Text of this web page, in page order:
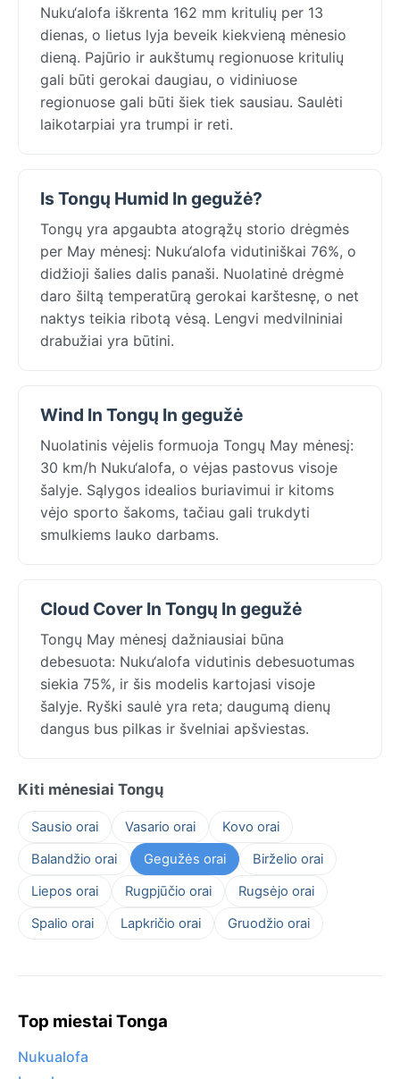
Nuku‘alofa iškrenta 162 mm kritulių per 13
dienas, o lietus lyja beveik kiekvieną mėnesio
dieną. Pajūrio ir aukštumų regionuose kritulių
gali būti gerokai daugiau, o vidiniuose
regionuose gali būti šiek tiek sausiau. Saulėti
laikotarpiai yra trumpi ir reti.
Is Tongų Humid In gegužė?
Tongų yra apgaubta atogrąžų storio drėgmės
per May mėnesį: Nuku‘alofa vidutiniškai 76%, o
didžioji šalies dalis panaši. Nuolatinė drėgmė
daro šiltą temperatūrą gerokai karštesnę, o net
naktys teikia ribotą vėsą. Lengvi medvilniniai
drabužiai yra būtini.
Wind In Tongų In gegužė
Nuolatinis vėjelis formuoja Tongų May mėnesį:
30 km/h Nuku‘alofa, o vėjas pastovus visoje
šalyje. Sąlygos idealios buriavimui ir kitoms
vėjo sporto šakoms, tačiau gali trukdyti
smulkiems lauko darbams.
Cloud Cover In Tongų In gegužė
Tongų May mėnesį dažniausiai būna
debesuota: Nuku‘alofa vidutinis debesuotumas
siekia 75%, ir šis modelis kartojasi visoje
šalyje. Ryški saulė yra reta; daugumą dienų
dangus bus pilkas ir švelniai apšviestas.
Kiti mėnesiai Tongų
Sausio orai Vasario orai
Kovo orai
Balandžio orai
Gegužės orai
Birželio orai
Liepos orai
Rugpjūčio orai
Rugsėjo orai
Spalio orai
Lapkričio orai Gruodžio orai
Top miestai Tonga
Nukualofa